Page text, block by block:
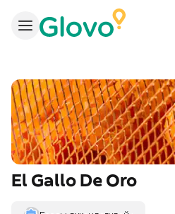
El Gallo De Oro